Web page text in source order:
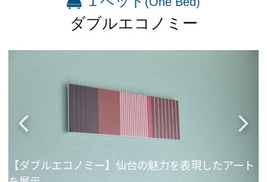
ダブルエコノミー
【ダブルエコノミー】仙台の魅力を表現したアート